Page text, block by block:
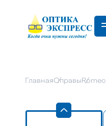
ГлавнаяОправыRomeo